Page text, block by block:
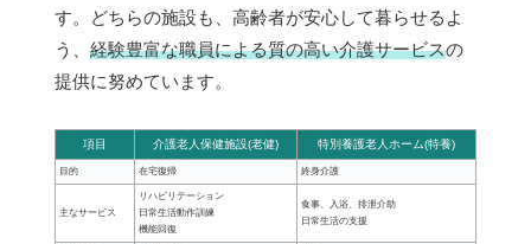
す。どちらの施設も、高齢者が安心して暮らせるよ
う、 経験豊富な職員による質の高い介護サービスの
提供に努めています。
項目 介護老人保健施設(老健) 特別養護老人ホーム(特養)
目的 在宅復帰 終身介護
主なサービス
リハビリテーション
日常生活動作訓練
機能回復
食事、入浴、排泄介助
日常生活の支援